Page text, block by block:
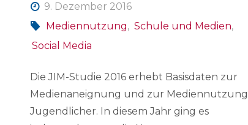
9. Dezember 2016
Mediennutzung, Schule und Medien,
Social Media
Die JIM-Studie 2016 erhebt Basisdaten zur
Medienaneignung und zur Mediennutzung
Jugendlicher. In diesem Jahr ging es